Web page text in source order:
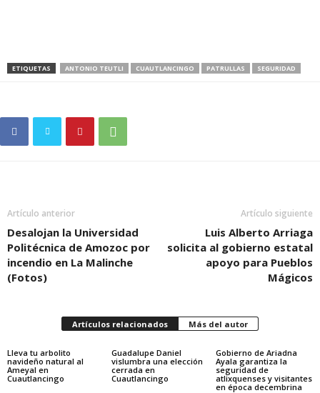
ETIQUETAS ANTONIO TEUTLI CUAUTLANCINGO PATRULLAS SEGURIDAD
Artículo anterior
Desalojan la Universidad
Politécnica de Amozoc por
incendio en La Malinche
(Fotos)
Artículo siguiente
Luis Alberto Arriaga
solicita al gobierno estatal
apoyo para Pueblos
Mágicos
Artículos relacionados Más del autor
Lleva tu arbolito
navideño natural al
Ameyal en
Cuautlancingo
Guadalupe Daniel
vislumbra una elección
cerrada en
Cuautlancingo
Gobierno de Ariadna
Ayala garantiza la
seguridad de
atlixquenses y visitantes
en época decembrina